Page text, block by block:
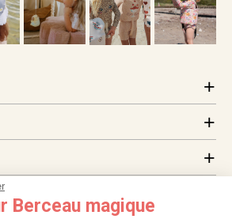
Berceau magique